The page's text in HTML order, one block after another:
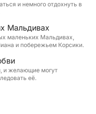
и немного отдохнуть в
Мальдивах
маленьких Мальдивах,
и побережьем Корсики.
и желающие могут
её.